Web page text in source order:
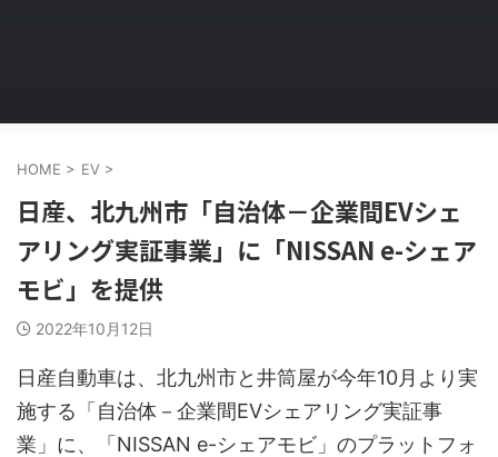
HOME > EV >
日産、北九州市「自治体－企業間EVシェ
アリング実証事業」に「NISSAN e-シェア
モビ」を提供
2022年10月12日
日産自動車は、北九州市と井筒屋が今年10月より実
施する「自治体－企業間EVシェアリング実証事
業」に、「NISSAN e-シェアモビ」のプラットフォ